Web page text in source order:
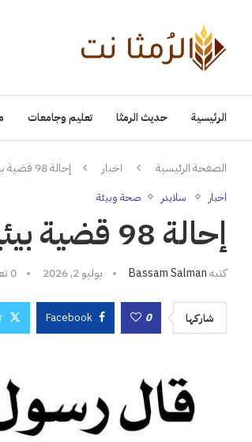
الرئيسية حديث الرمثا تعليم وجامعات
الصفحة الرئيسية اخبار إحالة 98 قضية بيئية للنائب العام
اخبار سلايدر صحة وبيئة
إحالة 98 قضية بيئية للنائب العام
كتبهBassam Salman يوليو 2, 2026 0 تعليقات
شاركها 0
Facebook